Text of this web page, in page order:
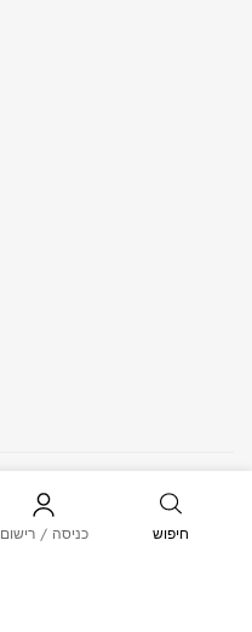
חיפוש כניסה / רישום